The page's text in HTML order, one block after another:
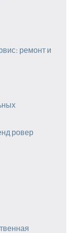
ремонт и
ровер